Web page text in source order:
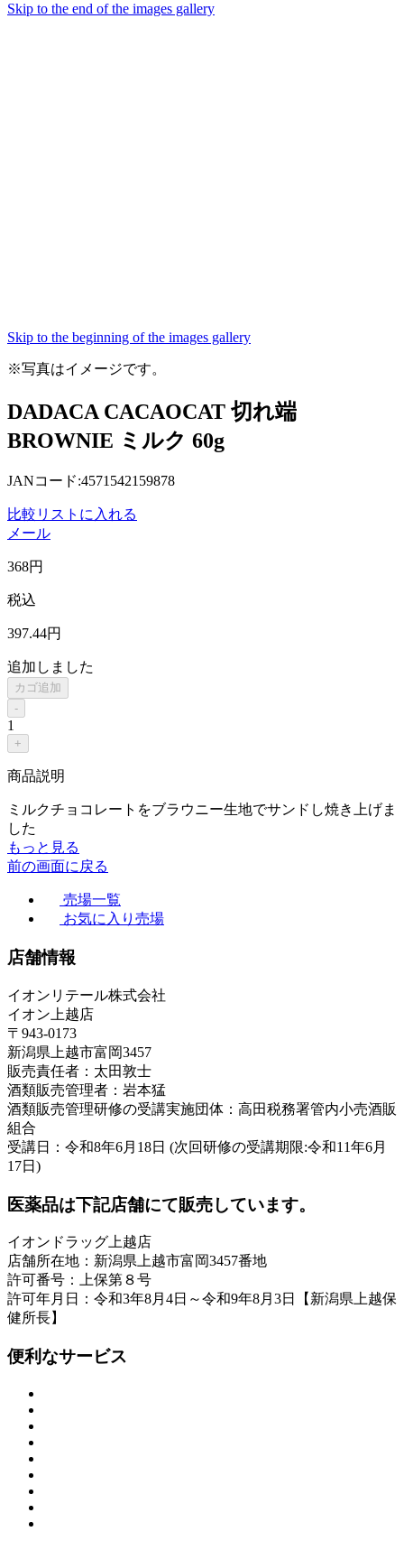
Skip to the end of the images gallery
Skip to the beginning of the images gallery
※写真はイメージです。
DADACA CACAOCAT 切れ端
BROWNIE ミルク 60g
JANコード:4571542159878
比較リストに入れる
メール
368円
税込
397.44円
追加しました
カゴ追加
-
1
+
商品説明
ミルクチョコレートをブラウニー生地でサンドし焼き上げま
した
もっと見る
前の画面に戻る
売場一覧
お気に入り売場
店舗情報
イオンリテール株式会社
イオン上越店
〒943-0173
新潟県上越市富岡3457
販売責任者：太田敦士
酒類販売管理者：岩本猛
酒類販売管理研修の受講実施団体：高田税務署管内小売酒販
組合
受講日：令和8年6月18日 (次回研修の受講期限:令和11年6月
17日)
医薬品は下記店舗にて販売しています。
イオンドラッグ上越店
店舗所在地：新潟県上越市富岡3457番地
許可番号：上保第８号
許可年月日：令和3年8月4日～令和9年8月3日【新潟県上越保
健所長】
便利なサービス